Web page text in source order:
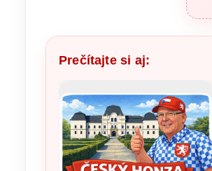
Prečítajte si aj: